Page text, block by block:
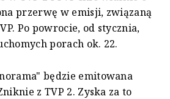
przerwę w emisji, związaną
Po powrocie, od stycznia,
porach ok. 22.
będzie emitowana
z TVP 2. Zyska za to